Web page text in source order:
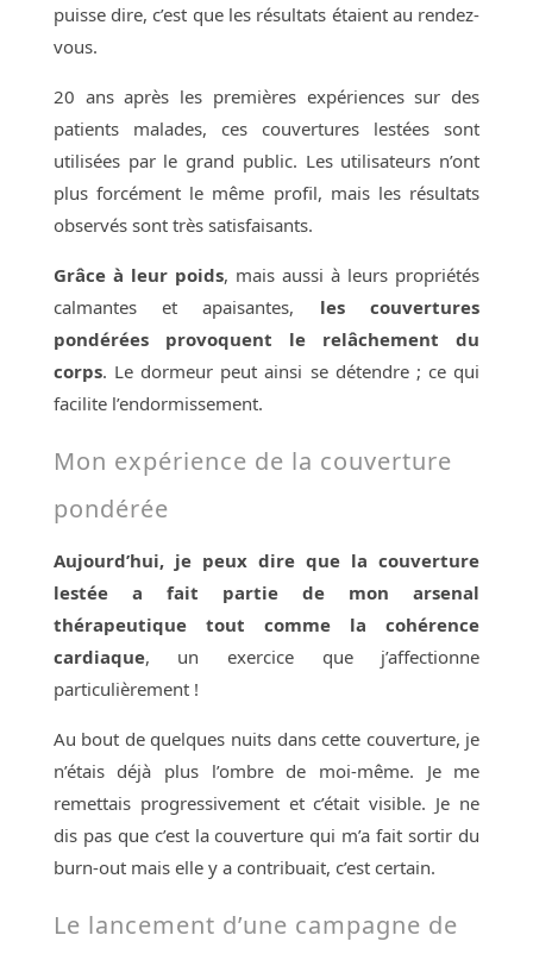
puisse dire, c’est que les résultats étaient au rendez-
vous.
20 ans après les premières expériences sur des
patients malades, ces couvertures lestées sont
utilisées par le grand public. Les utilisateurs n’ont
plus forcément le même profil, mais les résultats
observés sont très satisfaisants.
Grâce à leur poids, mais aussi à leurs propriétés
calmantes et apaisantes, les couvertures
pondérées provoquent le relâchement du
corps. Le dormeur peut ainsi se détendre ; ce qui
facilite l’endormissement.
Mon expérience de la couverture
pondérée
Aujourd’hui, je peux dire que la couverture
lestée a fait partie de mon arsenal
thérapeutique tout comme la cohérence
cardiaque, un exercice que j’affectionne
particulièrement !
Au bout de quelques nuits dans cette couverture, je
n’étais déjà plus l’ombre de moi-même. Je me
remettais progressivement et c’était visible. Je ne
dis pas que c’est la couverture qui m’a fait sortir du
burn-out mais elle y a contribuait, c’est certain.
Le lancement d’une campagne de